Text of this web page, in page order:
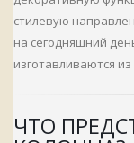
стилевую
на сегодняшний
изготавливаются
ЧТО